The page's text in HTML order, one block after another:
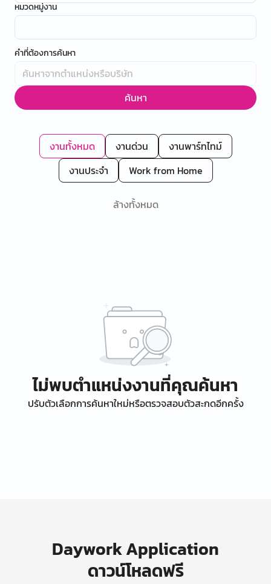
หมวดหมู่งาน
คำที่ต้องการค้นหา
ค้นหา
งานทั้งหมด งานด่วน
งานพาร์ทไทม์
งานประจำ
Work from Home
ล้างทั้งหมด
ไม่พบตำแหน่งงานที่คุณค้นหา
ปรับตัวเลือกการค้นหาใหม่หรือตรวจสอบตัวสะกดอีกครั้ง
Daywork Application
ดาวน์โหลดฟรี